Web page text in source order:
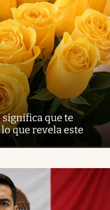
significa que te
que revela este